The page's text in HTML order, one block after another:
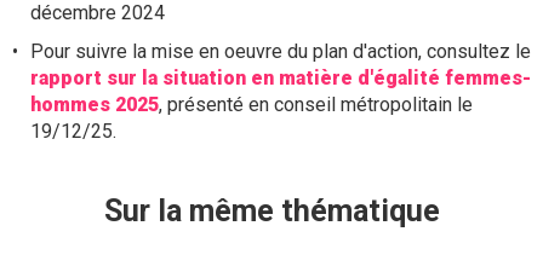
décembre 2024
Pour suivre la mise en oeuvre du plan d'action, consultez le
rapport sur la situation en matière d'égalité femmes-
hommes 2025, présenté en conseil métropolitain le
19/12/25.
Sur la même thématique